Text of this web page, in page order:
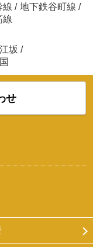
線 / 地下鉄谷町線 /
線
江坂 /
せ